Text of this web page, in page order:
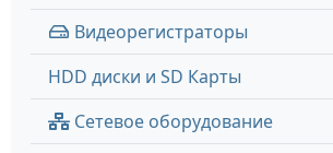
Видеорегистраторы
HDD диски и SD Карты
Сетевое оборудование